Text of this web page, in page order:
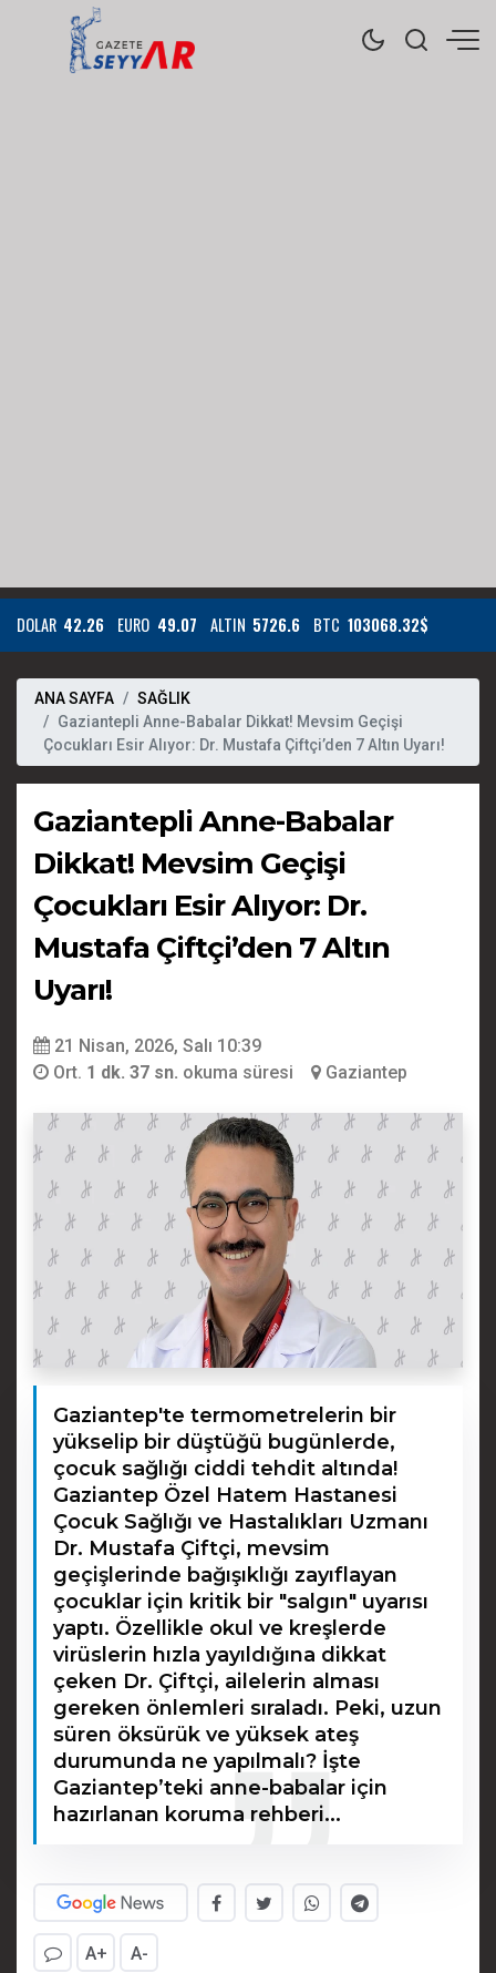
DOLAR 42.26 EURO 49.07 ALTIN 5726.6 BTC 103068.32$
ANA SAYFA
SAĞLIK
Gaziantepli Anne-Babalar Dikkat! Mevsim Geçişi
Çocukları Esir Alıyor: Dr. Mustafa Çiftçi’den 7 Altın Uyarı!
Gaziantepli Anne-Babalar
Dikkat! Mevsim Geçişi
Çocukları Esir Alıyor: Dr.
Mustafa Çiftçi’den 7 Altın
Uyarı!
21 Nisan, 2026, Salı 10:39
Ort. 1 dk. 37 sn. okuma süresi Gaziantep
Gaziantep'te termometrelerin bir
yükselip bir düştüğü bugünlerde,
çocuk sağlığı ciddi tehdit altında!
Gaziantep Özel Hatem Hastanesi
Çocuk Sağlığı ve Hastalıkları Uzmanı
Dr. Mustafa Çiftçi, mevsim
geçişlerinde bağışıklığı zayıflayan
çocuklar için kritik bir "salgın" uyarısı
yaptı. Özellikle okul ve kreşlerde
virüslerin hızla yayıldığına dikkat
çeken Dr. Çiftçi, ailelerin alması
gereken önlemleri sıraladı. Peki, uzun
süren öksürük ve yüksek ateş
durumunda ne yapılmalı? İşte
Gaziantep’teki anne-babalar için
hazırlanan koruma rehberi...
A+ A-